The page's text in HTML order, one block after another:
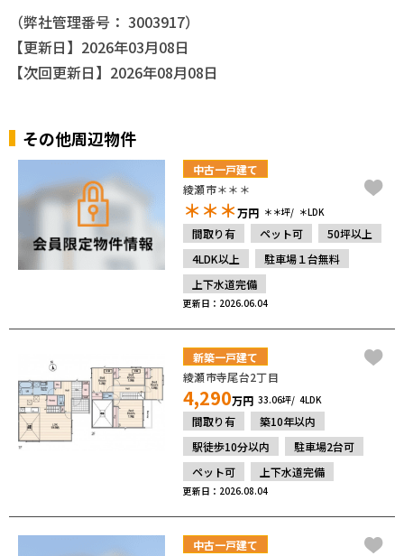
（弊社管理番号： 3003917）
【更新日】2026年03月08日
【次回更新日】2026年08月08日
その他周辺物件
中古一戸建て
綾瀬市＊＊＊
＊＊＊万円 ＊＊坪 ＊LDK
間取り有 ペット可
50坪以上
4LDK以上
駐車場１台無料
上下水道完備
更新日：2026.06.04
新築一戸建て
綾瀬市寺尾台2丁目
4,290万円 33.06坪 4LDK
間取り有
築10年以内
駅徒歩10分以内
駐車場2台可
ペット可
上下水道完備
更新日：2026.08.04
中古一戸建て